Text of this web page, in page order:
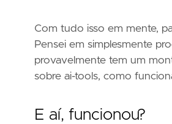
Com tudo isso em mente,
Pensei em simplesmente
provavelmente tem um
sobre ai-tools, como
E aí, funcionou?